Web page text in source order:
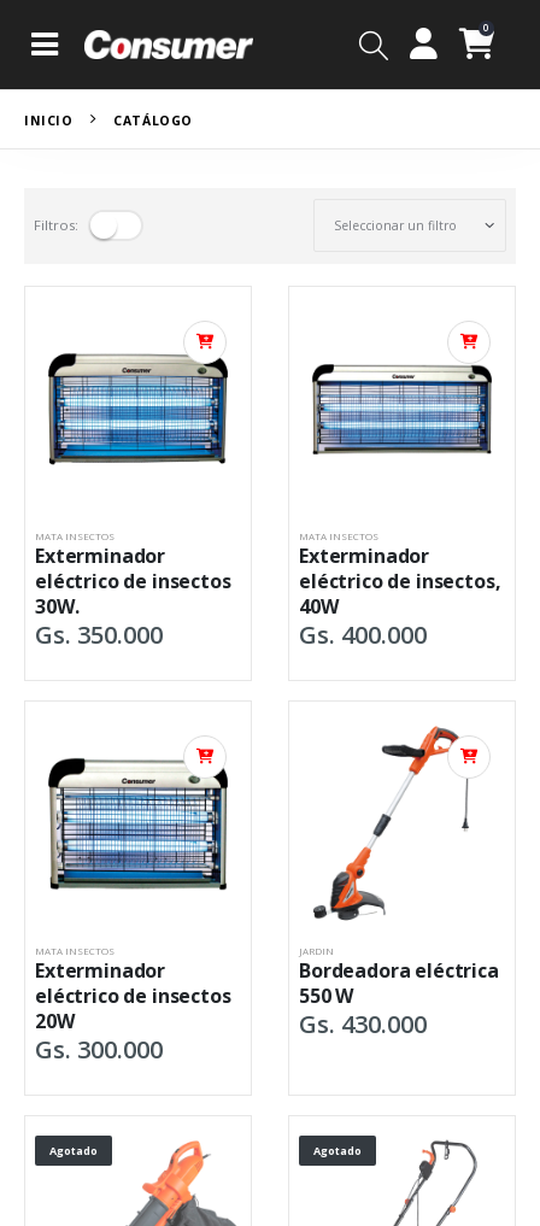
0
INICIO CATÁLOGO
Filtros:
MATA INSECTOS
Exterminador
eléctrico de insectos
30W.
Gs. 350.000
MATA INSECTOS
Exterminador
eléctrico de insectos,
40W
Gs. 400.000
MATA INSECTOS
Exterminador
eléctrico de insectos
20W
Gs. 300.000
JARDIN
Bordeadora eléctrica
550 W
Gs. 430.000
Agotado Agotado